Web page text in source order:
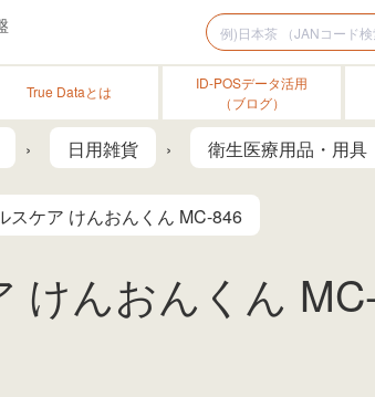
True Dataとは
ID-POSデータ活用
（ブログ）
日用雑貨 衛生医療用品・用具
スケア けんおんくん MC-846
んおんくん